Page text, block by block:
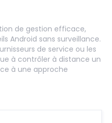
de gestion efficace,
Android sans surveillance.
de service ou les
à contrôler à distance un
à une approche